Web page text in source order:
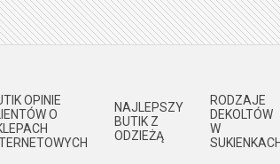
OPINIE
O
NAJLEPSZY
BUTIK Z
ODZIEŻĄ
RODZAJE
DEKOLTÓW
W